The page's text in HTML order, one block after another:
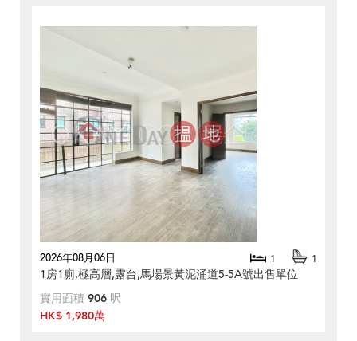
2026年08月06日 1 1
1房1廁,極高層,露台,馬場景黃泥涌道5-5A號出售單位
實用面積 906 呎
HK$ 1,980萬